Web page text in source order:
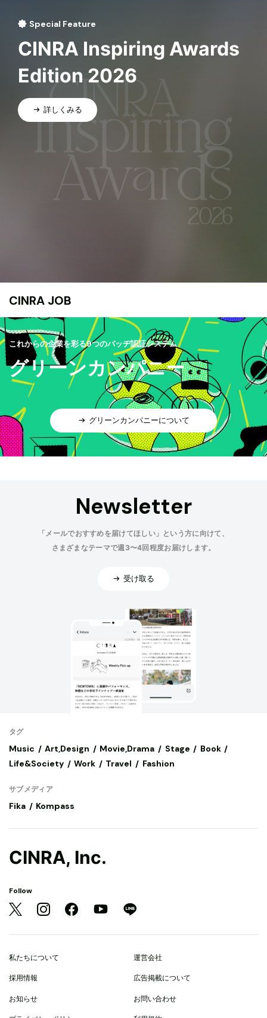
Special Feature
CINRA Inspiring Awards
Edition 2026
詳しくみる
CINRA JOB
これからの企業を彩る9つのバッヂ認証システム
グリーンカンパニー
グリーンカンパニーについて
Newsletter
「メールでおすすめを届けてほしい」という方に向けて、
さまざまなテーマで週3〜4回程度お届けします。
受け取る
タグ
Music Art,Design Movie,Drama Stage
Book
Life&Society
Work Travel Fashion
サブメディア
Fika Kompass
CINRA, Inc.
Follow
私たちについて 運営会社
採用情報 広告掲載について
お知らせ お問い合わせ